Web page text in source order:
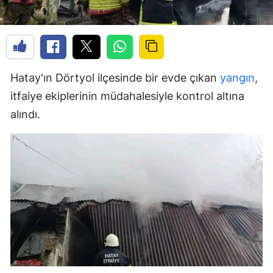
Hatay'ın Dörtyol ilçesinde bir evde çıkan yangın,
itfaiye ekiplerinin müdahalesiyle kontrol altına
alındı.